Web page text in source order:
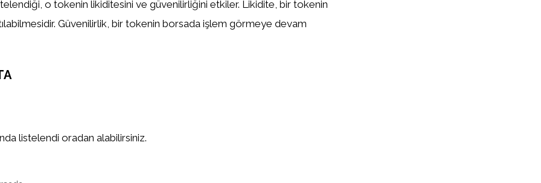
o tokenin likiditesini ve güvenilirliğini etkiler. Likidite, bir tokenin
Güvenilirlik, bir tokenin borsada işlem görmeye devam
listelendi oradan alabilirsiniz.